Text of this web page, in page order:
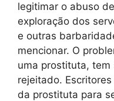
legitimar o abuso
exploração dos
e outras
mencionar. O
uma prostituta, tem
rejeitado.
da prostituta para